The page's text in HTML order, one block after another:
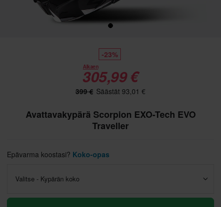
-23%
Alkaen
305,99 €
399 € Säästät 93,01 €
Avattavakypärä Scorpion EXO-Tech EVO
Traveller
Epävarma koostasi? Koko-opas
Valitse - Kypärän koko